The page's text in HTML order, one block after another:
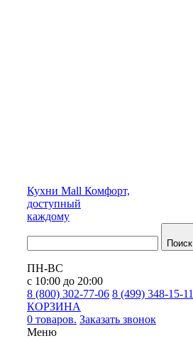
Кухни Mall Комфорт,
доступный
каждому
Поиск
ПН-ВС
с 10:00 до 20:00
8 (800) 302-77-06 8 (499) 348-15-11
КОРЗИНА
0 товаров. Заказать звонок
Меню